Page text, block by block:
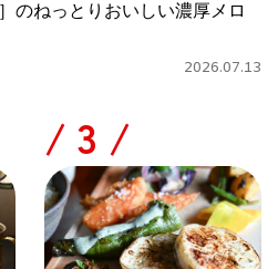
のねっとりおいしい濃厚メロ
2026.07.13
/